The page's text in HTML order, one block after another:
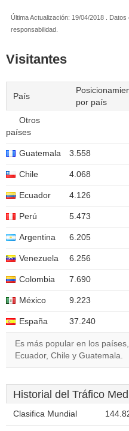
Última Actualización: 19/04/2018 .
responsabilidad.
Visitantes
País
por país
Otros
países
Guatemala 3.558
Chile 4.068
Ecuador 4.126
Perú 5.473
Argentina 6.205
Venezuela 6.256
Colombia 7.690
México 9.223
España 37.240
Es más popular en los
Ecuador, Chile y Guatemala.
Historial del Tráfico
Clasifica Mundial